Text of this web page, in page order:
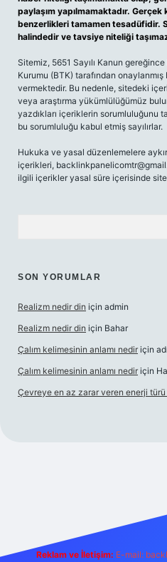
paylaşım yapılmamaktadır.
benzerlikleri tamamen tesadüfidir.
halindedir ve tavsiye niteliği
Sitemiz, 5651 Sayılı Kanun
Kurumu (BTK) tarafından
vermektedir. Bu nedenle, sitedeki
veya araştırma yükümlülüğümüz
yazdıkları içeriklerin sorumluluğunu
bu sorumluluğu kabul etmiş sayılırlar.
Hukuka ve yasal düzenlemelere
içerikleri,
ilgili içerikler yasal süre içerisinde
SON YORUMLAR
Realizm nedir din için admin
Realizm nedir din için Bahar
Çalım kelimesinin anlamı nedir için
Çalım kelimesinin anlamı nedir için
Çevreye en az zarar veren enerji
Reklam ve İletişim: E-mail: